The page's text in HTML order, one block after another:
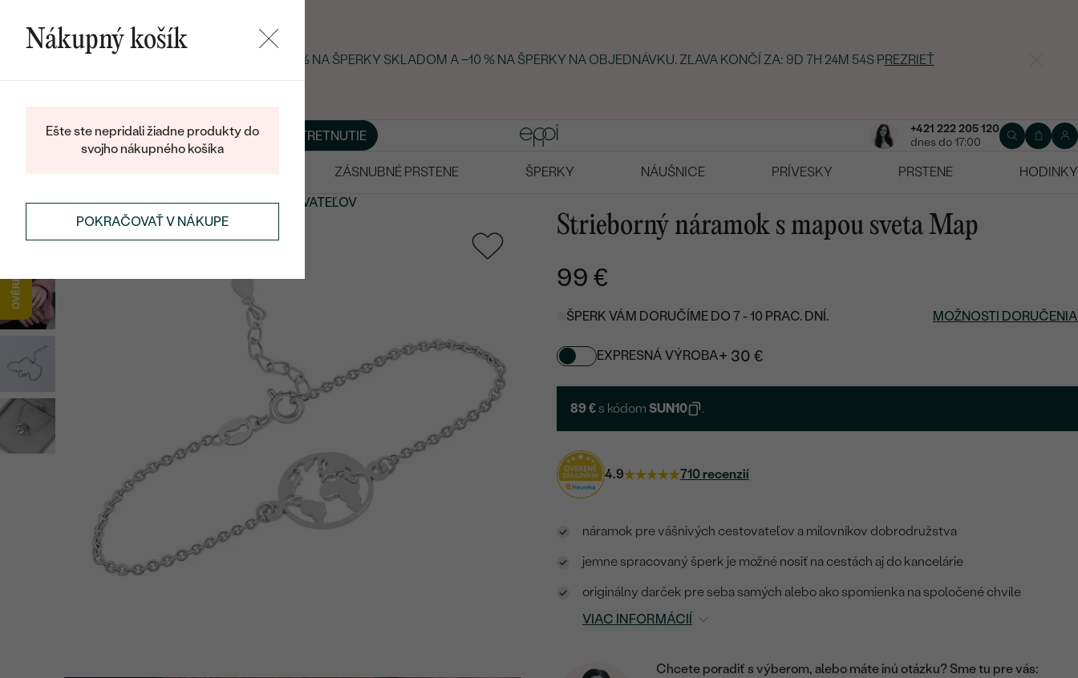
LETNÝ BLACK FRIDAY: −25 % NA ŠPERKY SKLADOM A −10 % NA ŠPERKY NA OBJEDNÁVKU. ZĽAVA KONČÍ ZA: 9D 7H 24M 53SPREZRIEŤ
BLOGŠPERKY NA MIERU DOHODNÚŤ STRETNUTIE
+421 222 205 120
dnes do 17:00
ZÁSNUBNÉ PRSTENE ŠPERKY NÁUŠNICE PRÍVESKY PRSTENE
HODINKY
ŠPERKYSYMBOLICKÉ ŠPERKYŠPERKY PRE CESTOVATEĽOV
Strieborný náramok s mapou sveta Map
99 €
ŠPERK VÁM DORUČÍME DO 7 - 10 PRAC. DNÍ. MOŽNOSTI DORUČENIA
EXPRESNÁ VÝROBA+ 30 €
89 € s kódomSUN10 .
4.9 710 recenzií
náramok pre vášnivých cestovateľov a milovníkov dobrodružstva
jemne spracovaný šperk je možné nosiť na cestách aj do kancelárie
originálny darček pre seba samých alebo ako spomienka na spoločené chvíle
VIAC INFORMÁCIÍ
Chcete poradiť s výberom, alebo máte inú otázku? Sme tu pre vás:
Nákupný košík
Ešte ste nepridali žiadne produkty do
svojho nákupného košíka
POKRAČOVAŤ V NÁKUPE